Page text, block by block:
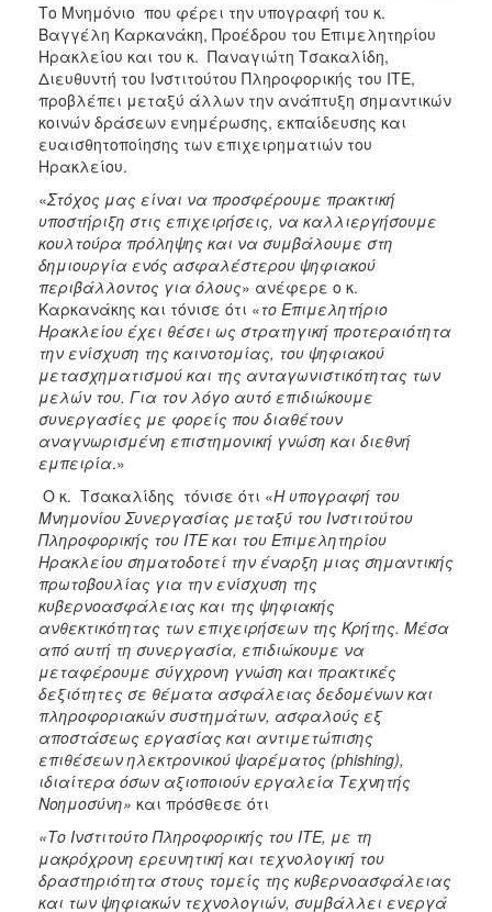
Το Μνημόνιο που φέρει την υπογραφή του κ.
Βαγγέλη Καρκανάκη, Προέδρου του Επιμελητηρίου
Ηρακλείου και του κ. Παναγιώτη Τσακαλίδη,
Διευθυντή του Ινστιτούτου Πληροφορικής του ΙΤΕ,
προβλέπει μεταξύ άλλων την ανάπτυξη σημαντικών
κοινών δράσεων ενημέρωσης, εκπαίδευσης και
ευαισθητοποίησης των επιχειρηματιών του
Ηρακλείου.
«Στόχος μας είναι να προσφέρουμε πρακτική
υποστήριξη στις επιχειρήσεις, να καλλιεργήσουμε
κουλτούρα πρόληψης και να συμβάλουμε στη
δημιουργία ενός ασφαλέστερου ψηφιακού
περιβάλλοντος για όλους» ανέφερε ο κ.
Καρκανάκης και τόνισε ότι «το Επιμελητήριο
Ηρακλείου έχει θέσει ως στρατηγική προτεραιότητα
την ενίσχυση της καινοτομίας, του ψηφιακού
μετασχηματισμού και της ανταγωνιστικότητας των
μελών του. Για τον λόγο αυτό επιδιώκουμε
συνεργασίες με φορείς που διαθέτουν
αναγνωρισμένη επιστημονική γνώση και διεθνή
εμπειρία.»
Ο κ. Τσακαλίδης τόνισε ότι «Η υπογραφή του
Μνημονίου Συνεργασίας μεταξύ του Ινστιτούτου
Πληροφορικής του ΙΤΕ και του Επιμελητηρίου
Ηρακλείου σηματοδοτεί την έναρξη μιας σημαντικής
πρωτοβουλίας για την ενίσχυση της
κυβερνοασφάλειας και της ψηφιακής
ανθεκτικότητας των επιχειρήσεων της Κρήτης. Μέσα
από αυτή τη συνεργασία, επιδιώκουμε να
μεταφέρουμε σύγχρονη γνώση και πρακτικές
δεξιότητες σε θέματα ασφάλειας δεδομένων και
πληροφοριακών συστημάτων, ασφαλούς εξ
αποστάσεως εργασίας και αντιμετώπισης
επιθέσεων ηλεκτρονικού ψαρέματος (phishing),
ιδιαίτερα όσων αξιοποιούν εργαλεία Τεχνητής
Νοημοσύνη» και πρόσθεσε ότι
«Το Ινστιτούτο Πληροφορικής του ΙΤΕ, με τη
μακρόχρονη ερευνητική και τεχνολογική του
δραστηριότητα στους τομείς της κυβερνοασφάλειας
και των ψηφιακών τεχνολογιών, συμβάλλει ενεργά